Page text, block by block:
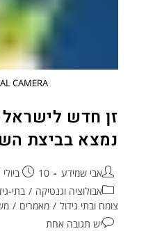
CAMERA
זן חדש
נמצא בביצת
אבי שמידע
10 ביולי 2018
אבולוציה וגנטיקה / בתי-
צומח ובתי גידול / מאמרים /
יש תגובה אחת